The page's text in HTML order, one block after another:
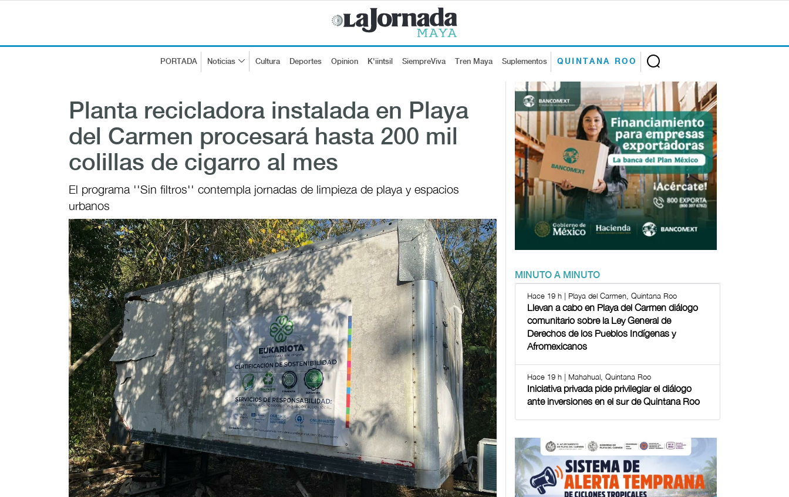
PORTADA Noticias Cultura Deportes Opinion K'iintsil SiempreViva Tren Maya Suplementos QUINTANA ROO
Planta recicladora instalada en Playa
del Carmen procesará hasta 200 mil
colillas de cigarro al mes
El programa ''Sin filtros'' contempla jornadas de limpieza de playa y espacios
urbanos
MINUTO A MINUTO
Hace 19 h | Playa del Carmen, Quintana Roo
Llevan a cabo en Playa del Carmen diálogo
comunitario sobre la Ley General de
Derechos de los Pueblos Indígenas y
Afromexicanos
Hace 19 h | Mahahual, Quintana Roo
Iniciativa privada pide privilegiar el diálogo
ante inversiones en el sur de Quintana Roo